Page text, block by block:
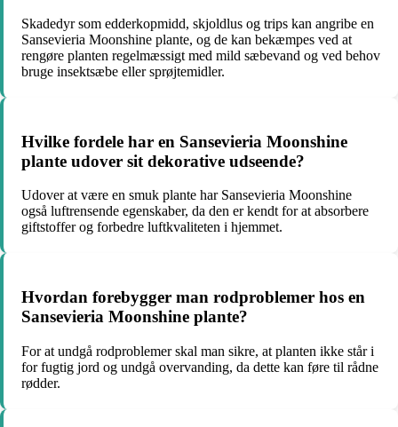
Skadedyr som edderkopmidd, skjoldlus og trips kan angribe en
Sansevieria Moonshine plante, og de kan bekæmpes ved at
rengøre planten regelmæssigt med mild sæbevand og ved behov
bruge insektsæbe eller sprøjtemidler.
Hvilke fordele har en Sansevieria Moonshine
plante udover sit dekorative udseende?
Udover at være en smuk plante har Sansevieria Moonshine
også luftrensende egenskaber, da den er kendt for at absorbere
giftstoffer og forbedre luftkvaliteten i hjemmet.
Hvordan forebygger man rodproblemer hos en
Sansevieria Moonshine plante?
For at undgå rodproblemer skal man sikre, at planten ikke står i
for fugtig jord og undgå overvanding, da dette kan føre til rådne
rødder.